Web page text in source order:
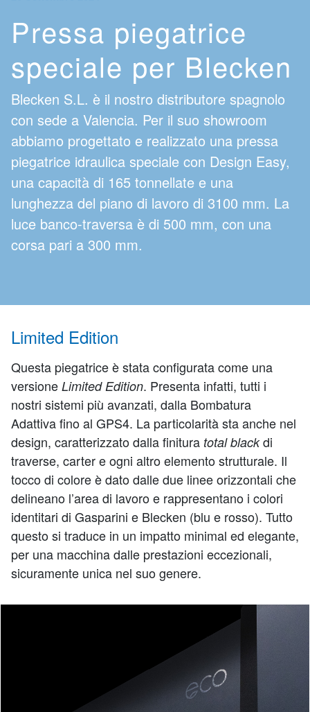
Pressa piegatrice
speciale per Blecken
Blecken S.L. è il nostro distributore spagnolo
con sede a Valencia. Per il suo showroom
abbiamo progettato e realizzato una pressa
piegatrice idraulica speciale con Design Easy,
una capacità di 165 tonnellate e una
lunghezza del piano di lavoro di 3100 mm. La
luce banco-traversa è di 500 mm, con una
corsa pari a 300 mm.
Limited Edition
Questa piegatrice è stata configurata come una
versione Limited Edition. Presenta infatti, tutti i
nostri sistemi più avanzati, dalla Bombatura
Adattiva fino al GPS4. La particolarità sta anche nel
design, caratterizzato dalla finitura total blackdi
traverse, carter e ogni altro elemento strutturale. Il
tocco di colore è dato dalle due linee orizzontali che
delineano l’area di lavoro e rappresentano i colori
identitari di Gasparini e Blecken (blu e rosso). Tutto
questo si traduce in un impatto minimal ed elegante,
per una macchina dalle prestazioni eccezionali,
sicuramente unica nel suo genere.